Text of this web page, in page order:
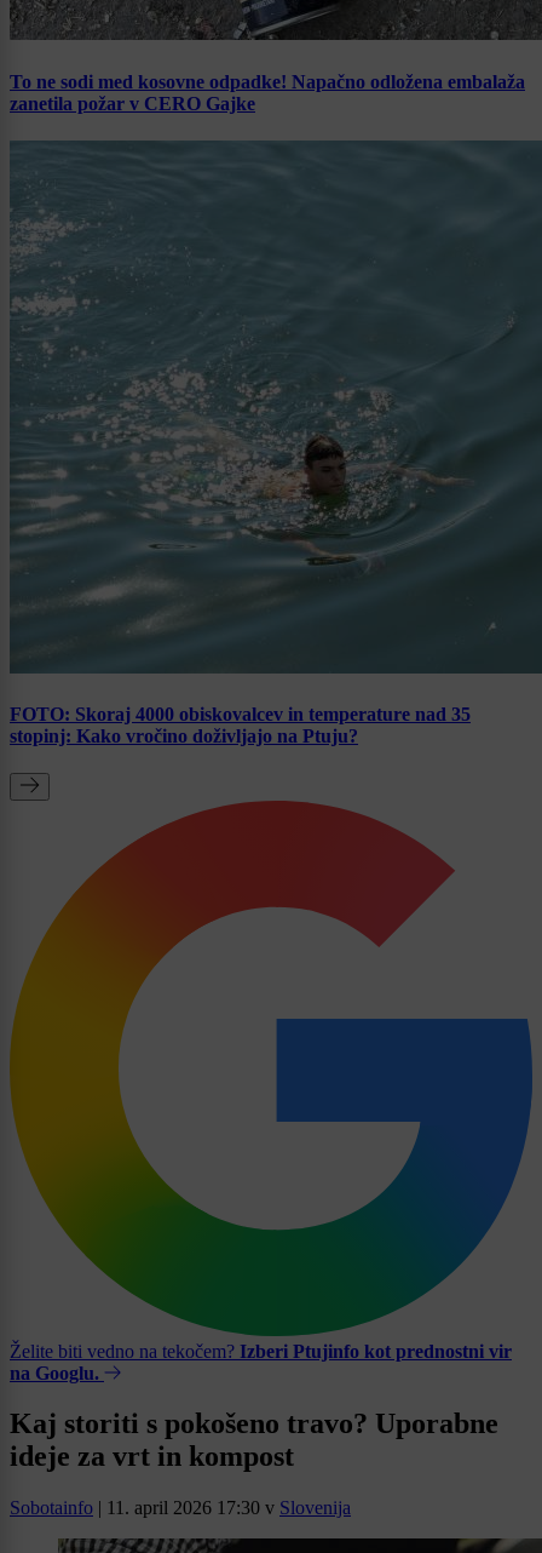
To ne sodi med kosovne odpadke! Napačno odložena embalaža
zanetila požar v CERO Gajke
FOTO: Skoraj 4000 obiskovalcev in temperature nad 35
stopinj: Kako vročino doživljajo na Ptuju?
Želite biti vedno na tekočem? Izberi Ptujinfo kot prednostni vir
na Googlu.
Kaj storiti s pokošeno travo? Uporabne
ideje za vrt in kompost
Sobotainfo | 11. april 2026 17:30 v Slovenija